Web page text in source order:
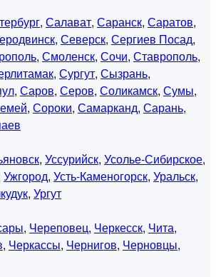
, Салават, Саранск, Саратов,
, Северск, Сергиев Посад,
, Смоленск, Сочи, Ставрополь,
, Сургут, Сызрань,
, Саров, Серов, Соликамск, Сумы,
, Сороки, Самарканд, Сарань,
, Уссурийск, Усолье-Сибирское,
Ужгород, Усть-Каменогорск, Уральск,
, Ургут
, Череповец, Черкесск, Чита,
, Черкассы, Чернигов, Черновцы,